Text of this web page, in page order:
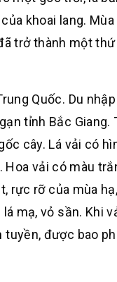
khoai lang.
trở thành một
Quốc. Du
tỉnh Bắc Giang.
cây. Lá vải có
vải có màu
rực rỡ của mùa
mạ, vỏ sần. Khi
được bao